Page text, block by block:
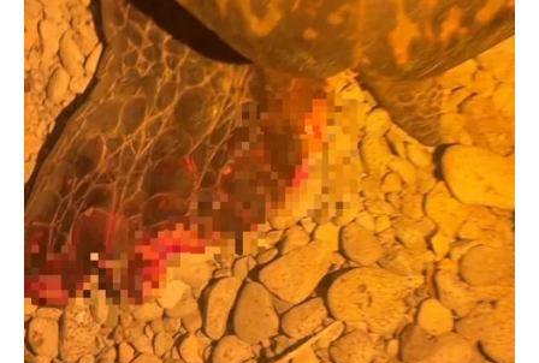
今生的生活與生存。回到家鄉 走在尋根的路上在東臨太平
洋的滿州鄉九棚村，解說員蘇韋福仁一聽到記者的粵語口
音，主動改用粵語聊天。他是八瑤部落排灣族原住民，成
為解說員之前，在中國、馬來西亞等地從事家具相關工作
21年，廣東話是那時生活的一部分。小時候他在高雄讀
書、長大，隱藏著原住民身份，把國語打磨到跟漢人一
樣，「不想被歧視」。